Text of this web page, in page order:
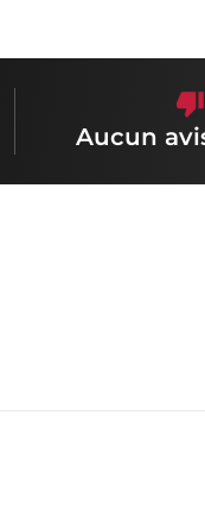
Aucun